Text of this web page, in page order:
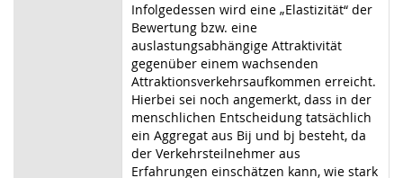
Infolgedessen wird eine „Elastizität“ der
Bewertung bzw. eine
auslastungsabhängige Attraktivität
gegenüber einem wachsenden
Attraktionsverkehrsaufkommen erreicht.
Hierbei sei noch angemerkt, dass in der
menschlichen Entscheidung tatsächlich
ein Aggregat aus Bij und bj besteht, da
der Verkehrsteilnehmer aus
Erfahrungen einschätzen kann, wie stark